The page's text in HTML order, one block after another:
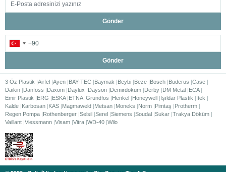
Gönder
Gönder
3 Öz Plastik Airfel Ayen BAY-TEC Baymak Beybi Beze Bosch Buderus Case
Daikin Danfoss Daxom Daylux Dayson Demirdöküm Derby DM Metal ECA
Emir Plastik
ERG ESKA ETNA Grundfos Henkel Honeywell Işıldar Plastik
İtek
Kalde Karbosan KAS Magmaweld Metsan Moneks Norm Pimtaş
Protherm
Regen Pompa Rothenberger Selsil Serel Siemens Soudal Sukar Trakya Döküm
Vaillant Viessmann Visam Vitra WD-40 Wilo